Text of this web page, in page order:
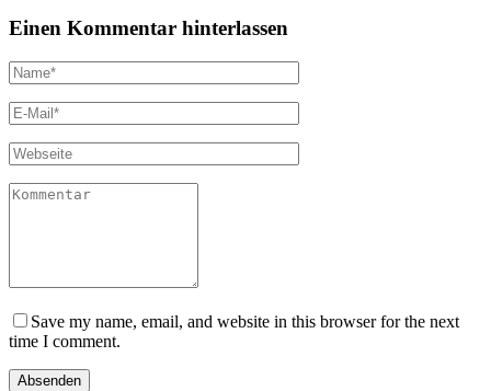
Einen Kommentar hinterlassen
Save my name, email, and website in this browser for the next
time I comment.